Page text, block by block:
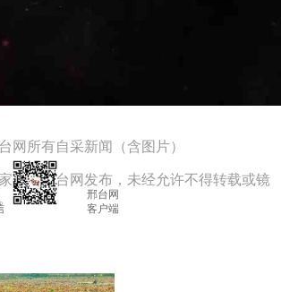
台网
户端
网所有自采新闻（含图片）
授权邢台网发布，未经允许不得转载或镜